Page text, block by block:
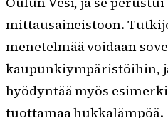
mittausaineistoon.
menetelmää voidaan
kaupunkiympäristöihin,
hyödyntää myös
tuottamaa hukkalämpöä.